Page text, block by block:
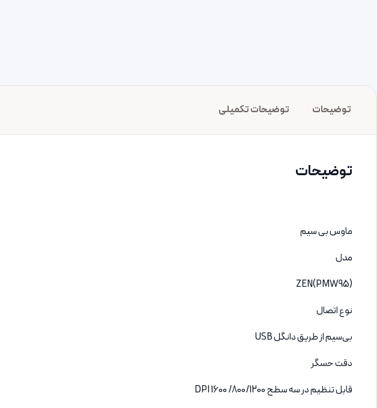
توضیحات توضیحات تکمیلی
توضیحات
ماوس بی سیم
مدل
ZEN(PMW95)
نوع اتصال
بی‌سیم از طریق دانگل USB
دقت حسگر
قابل تنظیم در سه سطح 800/1200/ 1600 DPI